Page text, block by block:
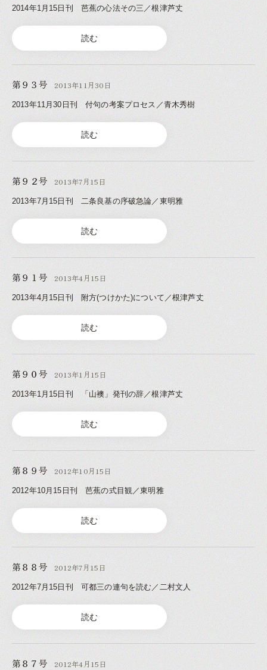
2014年1月15日刊 芭蕉の心法その三／根津芦丈
読む
第９３号 2013年11月30日
2013年11月30日刊 付句の考案プロセス／青木秀樹
読む
第９２号 2013年7月15日
2013年7月15日刊 二条良基の序破急論／東明雅
読む
第９１号 2013年4月15日
2013年4月15日刊 附方(つけかた)について／根津芦丈
読む
第９０号 2013年1月15日
2013年1月15日刊 「山襖」発刊の辞／根津芦丈
読む
第８９号 2012年10月15日
2012年10月15日刊 芭蕉の式目観／東明雅
読む
第８８号 2012年7月15日
2012年7月15日刊 可都三の連句を読む／二村文人
読む
第８７号 2012年4月15日